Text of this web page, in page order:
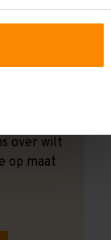
over wilt
op maat